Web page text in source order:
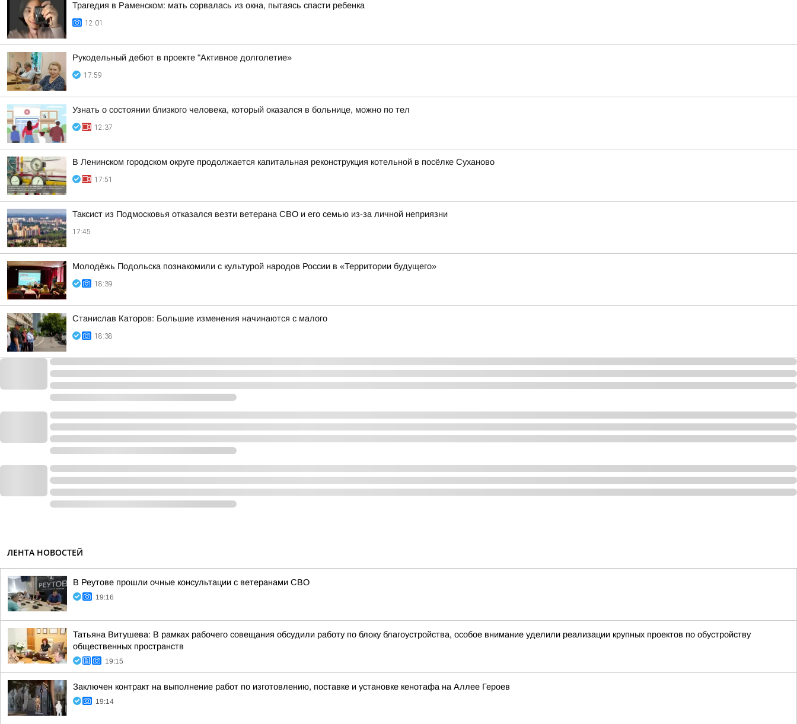
Трагедия в Раменском: мать сорвалась из окна, пытаясь спасти ребенка
12:01
Рукодельный дебют в проекте "Активное долголетие»
17:59
Узнать о состоянии близкого человека, который оказался в больнице, можно по тел
12:37
В Ленинском городском округе продолжается капитальная реконструкция котельной в посёлке Суханово
17:51
Таксист из Подмосковья отказался везти ветерана СВО и его семью из-за личной неприязни
17:45
Молодёжь Подольска познакомили с культурой народов России в «Территории будущего»
18:39
Станислав Каторов: Большие изменения начинаются с малого
18:38
ЛЕНТА НОВОСТЕЙ
В Реутове прошли очные консультации с ветеранами СВО
19:16
Татьяна Витушева: В рамках рабочего совещания обсудили работу по блоку благоустройства, особое внимание уделили реализации крупных проектов по обустройству
общественных пространств
19:15
Заключен контракт на выполнение работ по изготовлению, поставке и установке кенотафа на Аллее Героев
19:14